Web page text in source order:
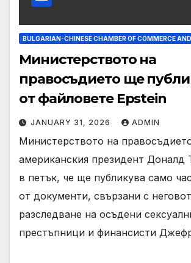
BULGARIAN-CHINESE CHAMBER OF COMMERCE
Министерството на
правосъдието ще
от файловете Epstein
JANUARY 31, 2026 ADMIN
Министерството на
американския президент Доналд
в петък, че ще публикува само
от документи, свързани с
разследване на осъдени
престъпници и финансисти